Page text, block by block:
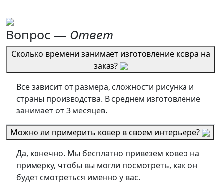
Вопрос — Ответ
Сколько времени занимает изготовление ковра на
заказ?
Все зависит от размера, сложности рисунка и
страны производства. В среднем изготовление
занимает от 3 месяцев.
Можно ли примерить ковер в своем интерьере?
Да, конечно. Мы бесплатно привезем ковер на
примерку, чтобы вы могли посмотреть, как он
будет смотреться именно у вас.